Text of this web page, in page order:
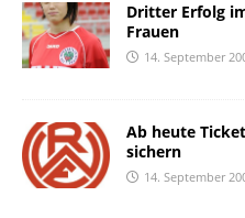
Dritter Erfolg
Frauen
14. September
Ab heute
sichern
14. September